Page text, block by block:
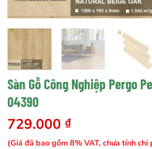
Sàn Gỗ Công Nghiệp Pergo
04390
729.000 ₫
(Giá đã bao gồm 8% VAT, chưa tính chi